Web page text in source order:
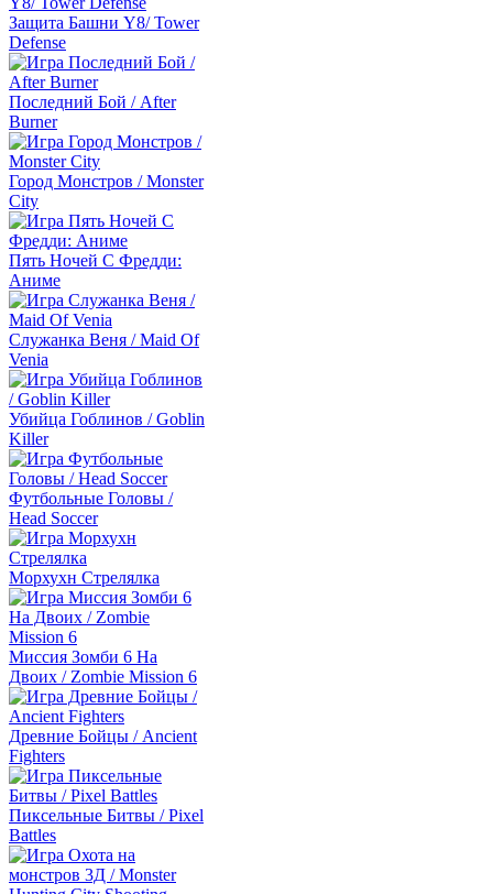
Защита Башни Y8/ Tower
Defense
Последний Бой / After
Burner
Город Монстров / Monster
City
Пять Ночей С Фредди:
Аниме
Служанка Веня / Maid Of
Venia
Убийца Гоблинов / Goblin
Killer
Футбольные Головы /
Head Soccer
Морхухн Стрелялка
Миссия Зомби 6 На
Двоих / Zombie Mission 6
Древние Бойцы / Ancient
Fighters
Пиксельные Битвы / Pixel
Battles